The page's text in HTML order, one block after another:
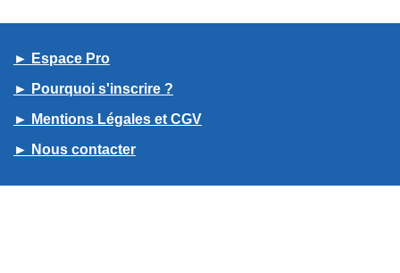
► Espace Pro
► Pourquoi s'inscrire ?
► Mentions Légales et CGV
► Nous contacter